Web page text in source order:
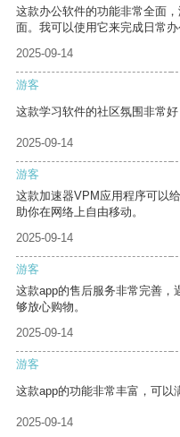
这款办公软件的功能非常全面
面。我可以使用它来完成日常办
2025-09-14
游客
这款学习软件的社区氛围非常
2025-09-14
游客
这款加速器VPM应用程序可以
助你在网络上自由移动。
2025-09-14
游客
这款app的售后服务非常完善，
够放心购物。
2025-09-14
游客
这款app的功能非常丰富，可以
2025-09-14